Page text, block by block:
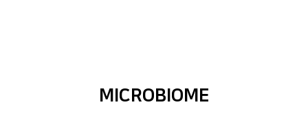
MICROBIOME